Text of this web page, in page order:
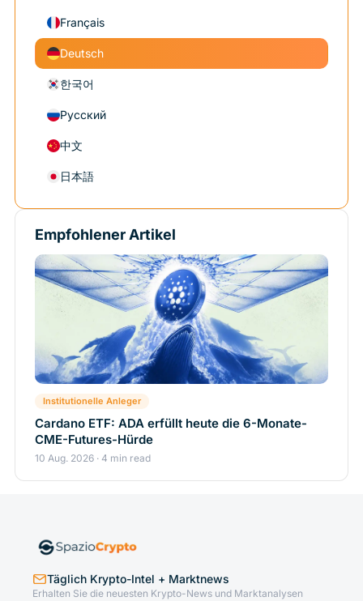
Français
Deutsch
한국어
Русский
中文
日本語
Empfohlener Artikel
Institutionelle Anleger
Cardano ETF: ADA erfüllt heute die 6-Monate-
CME-Futures-Hürde
10 Aug. 2026 · 4 min read
Täglich Krypto-Intel + Marktnews
Erhalten Sie die neuesten Krypto-News und Marktanalysen